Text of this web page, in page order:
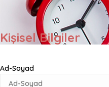
Kişisel Bilgiler
Ad-Soyad